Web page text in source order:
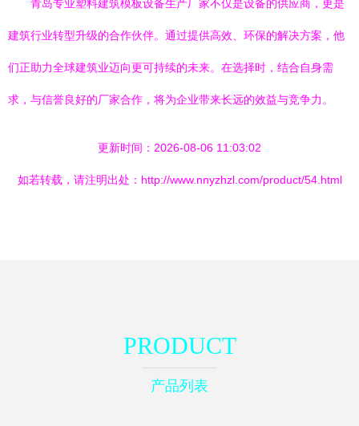
青岛专业塑料建筑模板设备生产厂家不仅是设备的供应商，更是
建筑行业转型升级的合作伙伴。通过提供高效、环保的解决方案，他
们正助力全球建筑业迈向更可持续的未来。在选择时，结合自身需
求，与信誉良好的厂家合作，将为企业带来长远的效益与竞争力。
更新时间：2026-08-06 11:03:02
如若转载，请注明出处：http://www.nnyzhzl.com/product/54.html
PRODUCT
产品列表